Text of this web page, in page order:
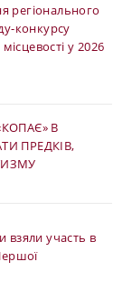
регіонального
конкурсу
у 2026
В
ПРЕДКІВ,
взяли участь в